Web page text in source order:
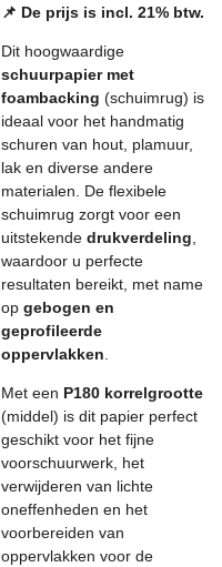
📌 De prijs is incl. 21% btw.
Dit hoogwaardige
schuurpapier met
foambacking (schuimrug) is
ideaal voor het handmatig
schuren van hout, plamuur,
lak en diverse andere
materialen. De flexibele
schuimrug zorgt voor een
uitstekende drukverdeling
waardoor u perfecte
resultaten bereikt, met name
op gebogen en
geprofileerde
oppervlakken
Met een P180 korrelgrootte
(middel) is dit papier perfect
geschikt voor het fijne
voorschuurwerk, het
verwijderen van lichte
oneffenheden en het
voorbereiden van
oppervlakken voor de